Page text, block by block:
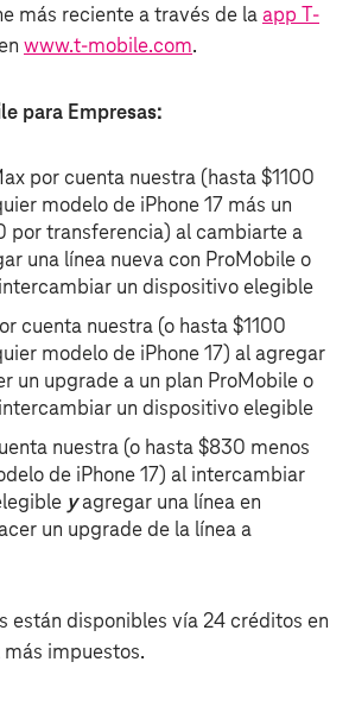
más reciente a través de la app T-
www.t‑mobile.com.
para Empresas:
por cuenta nuestra (hasta $1100
modelo de iPhone 17 más un
por transferencia) al cambiarte a
una línea nueva con ProMobile o
un dispositivo elegible
cuenta nuestra (o hasta $1100
modelo de iPhone 17) al agregar
un upgrade a un plan ProMobile o
intercambiar un dispositivo elegible
nuestra (o hasta $830 menos
de iPhone 17) al intercambiar
yagregar una línea en
un upgrade de la línea a
están disponibles vía 24 créditos en
impuestos.